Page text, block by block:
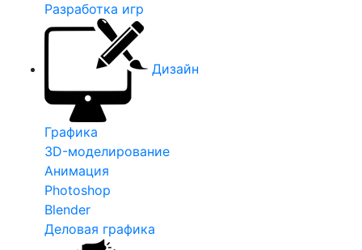
Разработка игр
Дизайн
Графика
3D-моделирование
Анимация
Photoshop
Blender
Деловая графика